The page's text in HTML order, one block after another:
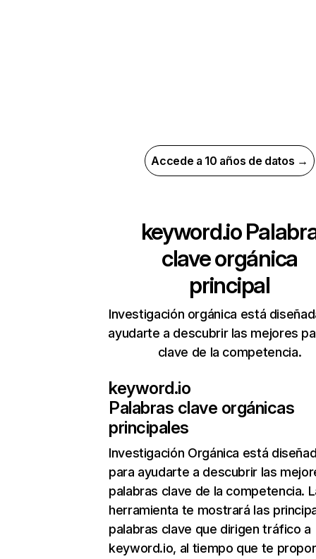
Accede a 10 años de datos →
keyword.io
clave orgánica
principal
Investigación orgánica está
ayudarte a descubrir las mejores
clave de la competencia.
keyword.io
Palabras clave orgánicas
principales
Investigación Orgánica está
para ayudarte a descubrir las
palabras clave de la competencia.
herramienta te mostrará las
palabras clave que dirigen tráfico a
keyword.io, al tiempo que te